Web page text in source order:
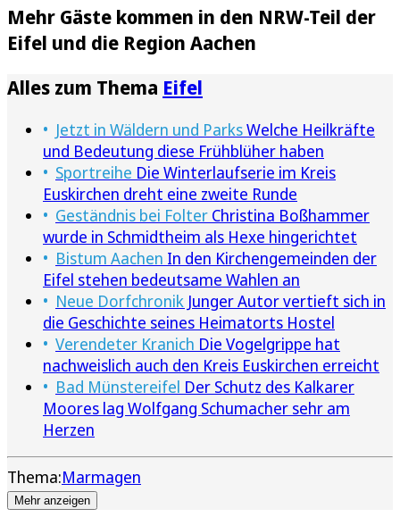
Mehr Gäste kommen in den NRW-Teil der
Eifel und die Region Aachen
Alles zum Thema Eifel
Jetzt in Wäldern und ParksWelche Heilkräfte
und Bedeutung diese Frühblüher haben
Sportreihe Die Winterlaufserie im Kreis
Euskirchen dreht eine zweite Runde
Geständnis bei Folter Christina Boßhammer
wurde in Schmidtheim als Hexe hingerichtet
Bistum Aachen In den Kirchengemeinden der
Eifel stehen bedeutsame Wahlen an
Neue Dorfchronik Junger Autor vertieft sich in
die Geschichte seines Heimatorts Hostel
Verendeter Kranich Die Vogelgrippe hat
nachweislich auch den Kreis Euskirchen erreicht
Bad Münstereifel Der Schutz des Kalkarer
Moores lag Wolfgang Schumacher sehr am
Herzen
Thema:Marmagen
Mehr anzeigen